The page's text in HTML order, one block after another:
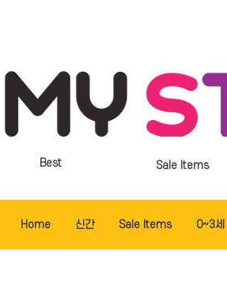
Sale Items
Best
Home 신간 Sale Items 0~3세